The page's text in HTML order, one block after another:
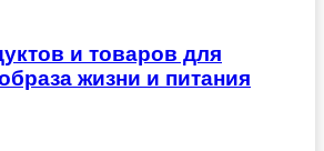
и товаров для
жизни и питания